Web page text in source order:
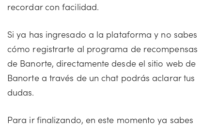
recordar con facilidad.
Si ya has ingresado a la plataforma y no sabes
cómo registrarte al programa de recompensas
de Banorte, directamente desde el sitio web de
Banorte a través de un chat podrás aclarar tus
dudas.
Para ir finalizando, en este momento ya sabes